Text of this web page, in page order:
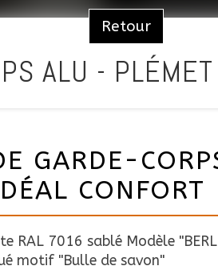
Retour
ALU -
GARDE-
CONFORT
RAL 7016 sablé Modèle
motif "Bulle de savon"